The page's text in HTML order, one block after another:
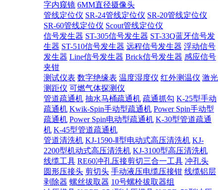
字内窥镜 6MM直径摄像头
管线定位仪 SR-24管线定位仪 SR-20管线定位仪
SR-60管线定位仪 Scout管线定位仪
信号发生器 ST-305信号发生器 ST-33Q蓝牙信号发
生器 ST-510信号发生器 远程信号发生器 浮动信号
发生器 Line信号发生器 Brick信号发生器 感应信号
夹钳
测试仪表 数字绝缘表 温度湿度仪 红外测温仪 激光
测距仪 可燃气体探测仪
管道疏通机 抽水马桶疏通机 疏通抓勾 K-25型手动
疏通机 Kwik-Spin手动型疏通机 Power Spin手动型
疏通机 Power Spin电动型疏通机 K-30型管道疏通
机 K-45型管道疏通机
管道清洗机 KJ-1590-Ⅱ型电动式高压清洗机 KJ-
2200型机动式高压清洗机 KJ-3100型高压清洗机
线缆工具 RE60冲孔压接剪切三合一工具 冲孔头
圆形压接头 剪切头 手动液压电缆压接钳 线缆铝层
剥除器 螺丝拔取器 10号螺栓拔取器组